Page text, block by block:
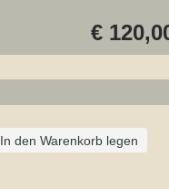
€
In den Warenkorb legen